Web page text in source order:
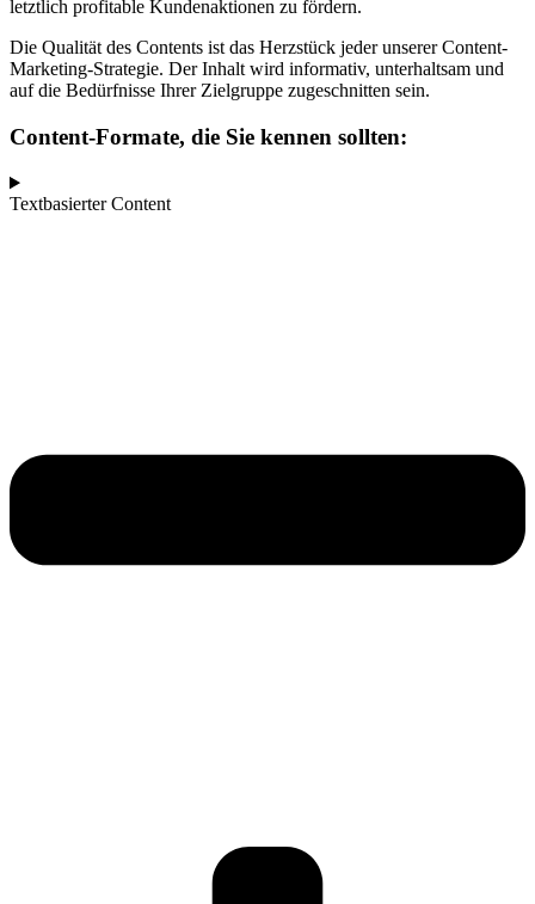
letztlich profitable Kundenaktionen zu fördern.
Die Qualität des Contents ist das Herzstück jeder unserer Content-
Marketing-Strategie. Der Inhalt wird informativ, unterhaltsam und
auf die Bedürfnisse Ihrer Zielgruppe zugeschnitten sein.
Content-Formate, die Sie kennen sollten:
Textbasierter Content